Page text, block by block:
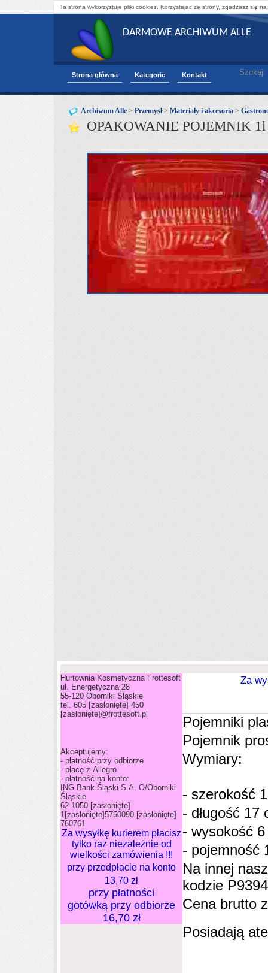
Ta strona wykorzystuje pliki cookies. Korzystając ze strony, zgadzasz się
DARMOWE ARCHIWUM ALLE
Strona główna Kategorie Kontakt Szukaj:
Archiwum Alle > Przemysł> Materiały i akcesoria >
OPAKOWANIE POJEMNIK
Hurtownia Kosmetyczna Frottesoft
ul. Energetyczna 28
55-120 Oborniki Śląskie
tel. 605 [zasłonięte] 450
[zasłonięte] @frottesoft.pl
Akceptujemy:
- płatność przy odbiorze
- płacę z Allegro
- płatność na konto:
ING Bank Śląski S.A. O/Oborniki
Śląskie
62 1050 [zasłonięte]
1[zasłonięte]5750090 [zasłonięte]
760761
Za wysyłkę kurierem płacisz
tylko raz niezależnie od
wielkości zamówienia !!!
przy przedpłacie na konto
13,70 zł
przy płatności
gotówką przy odbiorze
16,70 zł
Za
Pojemniki
Pojemnik
Wymiary:
- szerokość
- długość 17
- wysokość
- pojemność
Na innej
kodzie
Cena brutto
Posiadają